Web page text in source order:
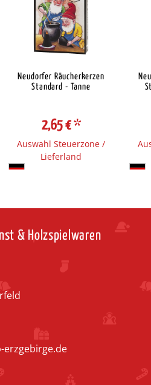
Neudorfer Räucherkerzen
Standard - Tanne
2,65 €*
Auswahl Steuerzone /
Lieferland
& Holzspielwaren
erzgebirge.de